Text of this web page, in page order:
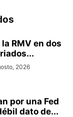
RMV en dos
2026
por una Fed
dato de...